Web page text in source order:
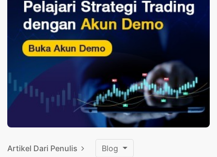
Artikel Dari Penulis Blog